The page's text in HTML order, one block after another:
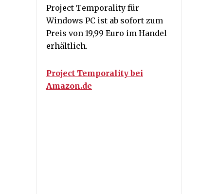
Project Temporality für
Windows PC ist ab sofort zum
Preis von 19,99 Euro im Handel
erhältlich.
Project Temporality bei
Amazon.de